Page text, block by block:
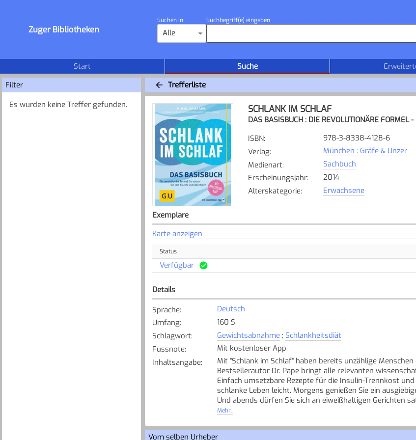
Zuger Bibliotheken
Suchen in
Alle
Suchbegriff(e) eingeben
Start Suche
Filter
Es wurden keine Treffer gefunden.
Trefferliste
SCHLANK IM SCHLAF
DAS BASISBUCH : DIE REVOLUTIONÄRE FORMEL
ISBN:
978-3-8338-4128-6
Verlag:
München : Gräfe & Unzer
Medienart:
Sachbuch
Erscheinungsjahr:
2014
Alterskategorie: Erwachsene
Exemplare
Karte anzeigen
Status
Verfügbar
Details
Sprache:
Deutsch
Umfang:
160 S.
Schlagwort: Gewichtsabnahme; Schlankheitsdiät
Fussnote:
Mit kostenloser App
Inhaltsangabe:
Mit "Schlank im Schlaf" haben bereits unzählige
Bestsellerautor Dr. Pape bringt alle relevanten
Einfach umsetzbare Rezepte für die Insulin-Trennkost
schlanke Leben leicht. Morgens genießen Sie ein
Und abends dürfen Sie sich an eiweißhaltigen Gerichten
und längere Essenspausen einzulegen. Ein aktiver Alltag
Produkte werden zusätzlich angeboten.
Mehr...
Vom selben Urheber